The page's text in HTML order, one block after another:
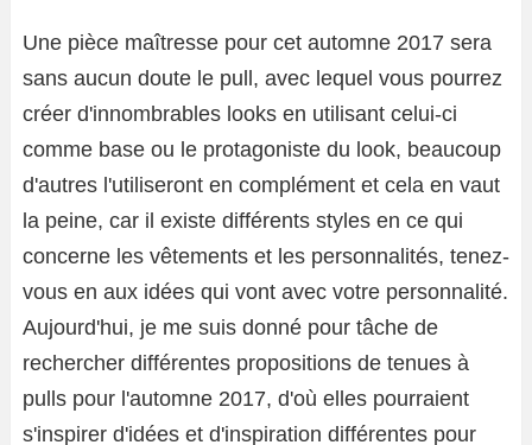
Une pièce maîtresse pour cet automne 2017 sera
sans aucun doute le pull, avec lequel vous pourrez
créer d'innombrables looks en utilisant celui-ci
comme base ou le protagoniste du look, beaucoup
d'autres l'utiliseront en complément et cela en vaut
la peine, car il existe différents styles en ce qui
concerne les vêtements et les personnalités, tenez-
vous en aux idées qui vont avec votre personnalité.
Aujourd'hui, je me suis donné pour tâche de
rechercher différentes propositions de tenues à
pulls pour l'automne 2017, d'où elles pourraient
s'inspirer d'idées et d'inspiration différentes pour